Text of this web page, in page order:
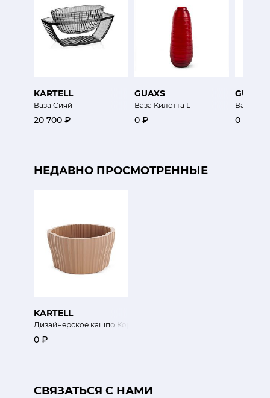
KARTELL
Ваза Сияй
20 700 ₽
GUAXS
Ваза Килотта L
0 ₽
GUAXS
Ваза
0 ₽
НЕДАВНО ПРОСМОТРЕННЫЕ
KARTELL
Дизайнерское кашпо Кортеза
0 ₽
CВЯЗАТЬСЯ С НАМИ